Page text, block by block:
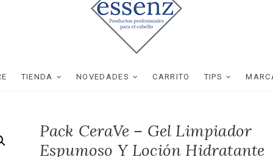
essenz
TIENDA NOVEDADES CARRITO TIPS
Pack CeraVe – Gel Limpiador
Espumoso Y Loción Hidratante